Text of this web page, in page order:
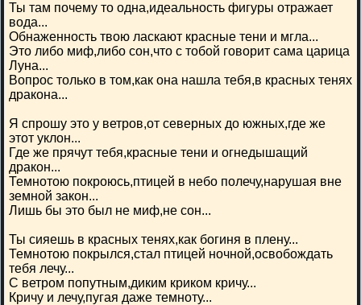
Ты там почему то одна,идеальность фигуры отражает
вода...
Обнаженность твою ласкают красные тени и мгла...
Это либо миф,либо сон,что с тобой говорит сама царица
Луна...
Вопрос только в том,как она нашла тебя,в красных тенях
дракона...
Я спрошу это у ветров,от северных до южных,где же
этот уклон...
Где же прячут тебя,красные тени и огнедышащий
дракон...
Темнотою покроюсь,птицей в небо полечу,нарушая вне
земной закон...
Лишь бы это был не миф,не сон...
Ты сияешь в красных тенях,как богиня в плену...
Темнотою покрылся,стал птицей ночной,освобождать
тебя лечу...
С ветром попутным,диким криком кричу...
Кричу и лечу,пугая даже темноту...